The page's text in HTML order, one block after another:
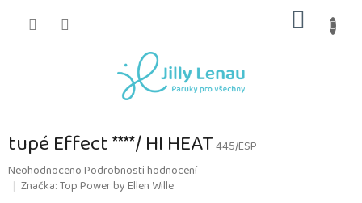
KOŠÍK
tupé Effect ****/ HI HEAT445/ESP
Průměrné
hodnocení
NeohodnocenoPodrobnosti hodnocení
Značka:Top Power by Ellen Wille